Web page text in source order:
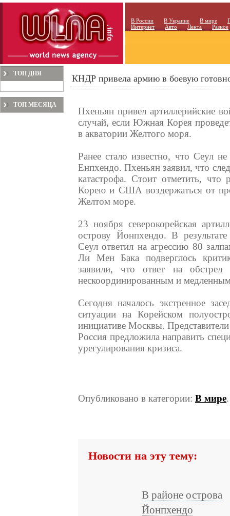
В России В Украине В мире
Интернет
Авто Лента Разное
ТОП ДНЯ
ТОП МЕСЯЦА
КНДР привела армию в боевую
Пхеньян привел артиллерийские
случай, если Южная Корея
в акватории Желтого моря.
Ранее стало известно, что Сеул
Енпхендо. Пхеньян заявил, что
катастрофа. Стоит отметить,
Корею и США воздержаться от
Желтом море.
23 ноября северокорейская
острову Йонпхендо. В
Сеул ответил на агрессию 80
Ли Мен Бака подверглось
заявили, что ответ на
нескоординированным и
Сегодня началось экстренное
ситуации на Корейском
инициативе Москвы.
Россия предложила направить
урегулирования кризиса.
Опубликовано в категории: В мире
Новости на эту тему:
В районе острова
Йонпхендо